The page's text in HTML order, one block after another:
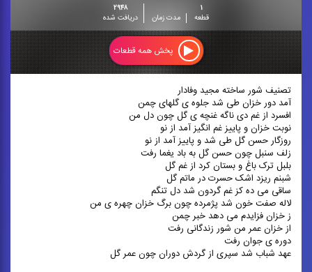
۱
قطعه
مدت زمان
۲۹۴۸
دریافت شده
پخش همه قطعات
تصنیف شور ساخته مجید وفادار
آمد دور خزان طی شد جلوه ی گلهای چمن
افسرد از غم دی ناگه غنچه ی گل چون دل من
نوبت خزان و پاییز غم انگیز آمد از نو
روزگار حسن گل طی شد و پاییز آمد از نو
زلف سنبل چون حسن گل به باد یغما رفت
بلبل ترک باغ و بستان کرد از غم گل
شبنم ریزد اشک حسرت در ماتم گل
ساقی می ده کز غم گردون شد دل تنگم
لاله صفت خون شد پژمرده چون برگ خزان چهره ی من
ز خزان فزایدم می دهد خبر چمن
از خزان عمر من شور زندگانی رفت
دوره ی جوان رفت
عهد شباب شد سپری از گردش دوران چون عمر گل